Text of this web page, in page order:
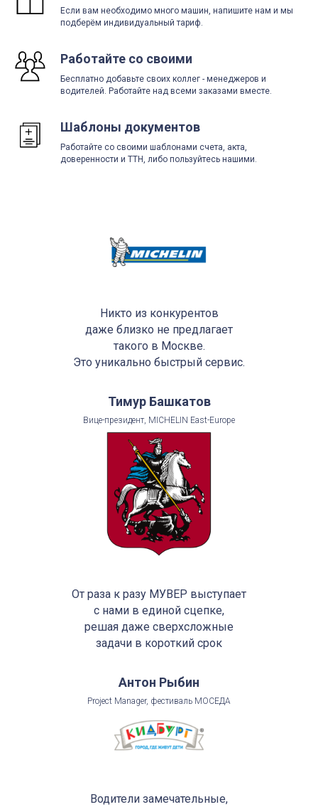
Если вам необходимо много машин, напишите нам и мы
подберём индивидуальный тариф.
Работайте со своими
Бесплатно добавьте своих коллег - менеджеров и
водителей. Работайте над всеми заказами вместе.
Шаблоны документов
Работайте со своими шаблонами счета, акта,
доверенности и ТТН, либо пользуйтесь нашими.
Никто из конкурентов
даже близко не предлагает
такого в Москве.
Это уникально быстрый сервис.
Тимур Башкатов
Вице-президент, MICHELIN East-Europe
От раза к разу МУВЕР выступает
с нами в единой сцепке,
решая даже сверхсложные
задачи в короткий срок
Антон Рыбин
Project Manager, фестиваль МОСЕДА
Водители замечательные,